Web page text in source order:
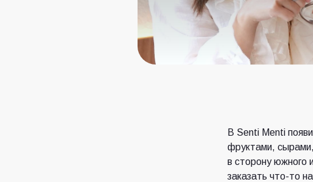
В Senti Menti
фруктами,
в сторону южного
заказать что-то